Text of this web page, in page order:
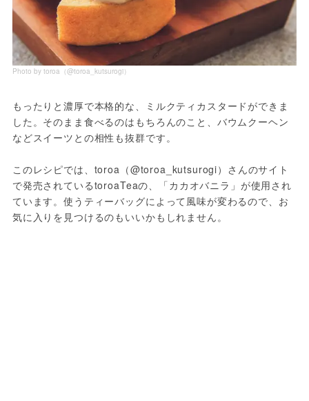
Photo by toroa（@toroa_kutsurogi）
もったりと濃厚で本格的な、ミルクティカスタードができま
した。そのまま食べるのはもちろんのこと、バウムクーヘン
などスイーツとの相性も抜群です。
このレシピでは、toroa（@toroa_kutsurogi）さんのサイト
で発売されているtoroaTeaの、「カカオバニラ」が使用され
ています。使うティーバッグによって風味が変わるので、お
気に入りを見つけるのもいいかもしれません。